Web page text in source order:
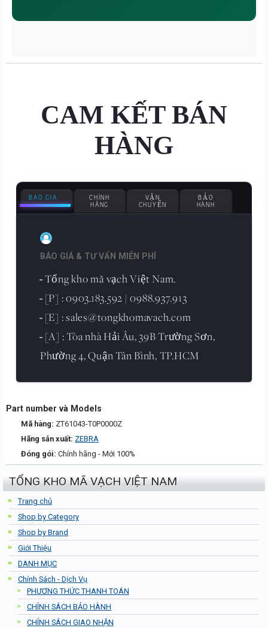
CAM KẾT BÁN
HÀNG
BÁO GIÁ
CHÍNH
HÃNG
VẬN
CHUYỂN
BẢO
HÀNH
BÁO GIÁ & TƯ VẤN MIỄN PHÍ
- Tổng kho mã vạch Việt Nam.
- [P] : 0903.183.592 | 0988.937.913
- [E] : sales@tongkhomavach.com
- [A] : Tòa nhà Hải Âu, 39B Trường Sơn,
Phường 4, Quận Tân Bình, TP.HCM
Part number và Models
Mã hàng: ZT61043-T0P0000Z
Hãng sản xuất: ZEBRA
Đóng gói: Chính hãng - Mới 100%
TỔNG KHO MÃ VẠCH VIỆT NAM
Trang chủ
Shop by Category
Shop by Brand
Giới Thiệu
DANH MỤC
Chính Sách - Dịch Vụ
PHƯƠNG THỨC THANH TOÁN
CHÍNH SÁCH BẢO HÀNH
CHÍNH SÁCH GIAO NHẬN